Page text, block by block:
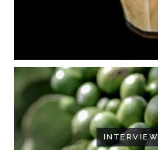
INTERVIEW